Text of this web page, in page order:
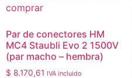
Par de conectores HM
MC4 Staubli Evo 2 1500V
(par macho – hembra)
$ 8.170,61 IVA incluido